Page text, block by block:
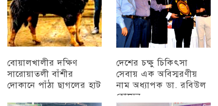
বোয়ালখালীর দক্ষিণ
সারোয়াতলী বাঁশীর
দোকানে পাঁঠা ছাগলের হাট
চট্টগ্রাম
দেশের চক্ষু চিকিৎসা
সেবায় এক অবিস্মরণীয়
নাম অধ্যাপক ডা. রবিউল
হোসেন